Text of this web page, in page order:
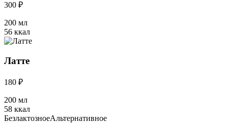
300 ₽
200 мл
56 ккал
Латте
180 ₽
200 мл
58 ккал
БезлактозноеАльтернативное